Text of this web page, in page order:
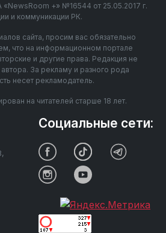
+» №16544 от 25.05.2017 г.
и коммуникации РК.
сайта, просим вас обязательно
что на информационном портале
и другие права. Редакция не
За рекламу и разного рода
несет рекламодатель.
на читателей старше 18 лет.
Социальные сети: